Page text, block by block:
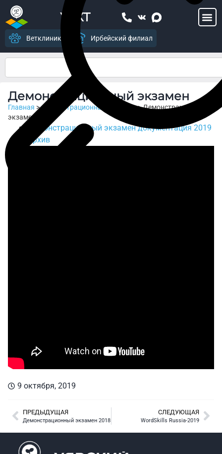
УСХТ
Ветклиника Ирбейский филиал
Демонстрационный экзамен
Главная >Демонстрационный экзамен>Демонстрационный
экзамен
Демонстрационный экзамен документация 2019
Архив
9 октября, 2019
ПРЕДЫДУЩАЯ
Демонстрационный экзамен 2018
СЛЕДУЮЩАЯ
WordSkills Russia-2019